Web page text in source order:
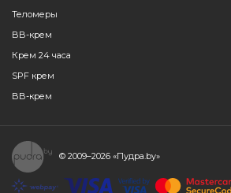
Теломеры
BB-крем
Крем 24 часа
SPF крем
BB-крем
© 2009–2026 «Пудра.by»